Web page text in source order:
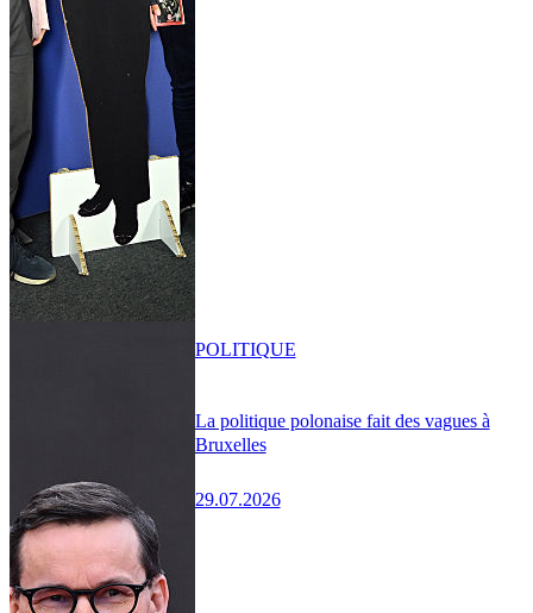
La politique polonaise fait des vagues à
Bruxelles
29.07.2026
POLITIQUE